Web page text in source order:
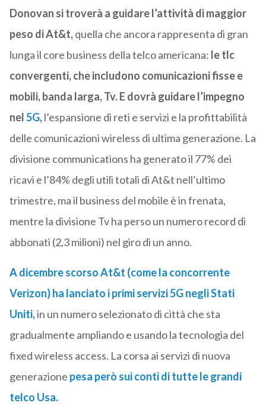
Donovan si troverà a guidare l’attività di maggior
peso di At&t,quella che ancora rappresenta di gran
lunga il core business della telco americana: le tlc
convergenti, che includono comunicazioni fisse e
mobili, banda larga, Tv. E dovrà guidare l’impegno
nel5G,l’espansione di reti e servizi e la profittabilità
delle comunicazioni wireless di ultima generazione. La
divisione communications ha generato il 77% dei
ricavi e l’84% degli utili totali di At&t nell’ultimo
trimestre, ma il business del mobile è in frenata,
mentre la divisione Tv ha perso un numero record di
abbonati (2,3 milioni) nel giro di un anno.
A dicembre scorso At&t (come la concorrente
Verizon) ha lanciato i primi servizi 5G negli Stati
Uniti,in un numero selezionato di città che sta
gradualmente ampliando e usando la tecnologia del
fixed wireless access. La corsa ai servizi di nuova
generazione pesa però sui conti di tutte le grandi
telco Usa.